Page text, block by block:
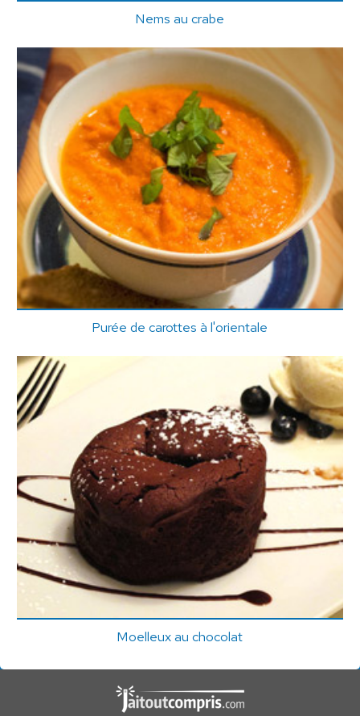
Nems au crabe
Purée de carottes à l'orientale
Moelleux au chocolat